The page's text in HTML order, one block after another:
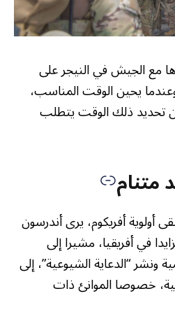
مع الجيش في النيجر على
يحين الوقت المناسب،
تحديد ذلك الوقت يتطلب
أولوية أفريكوم، يرى أندرسون
في أفريقيا، مشيرا إلى
ونشر “الدعاية الشيوعية”، إلى
خصوصا الموانئ ذات